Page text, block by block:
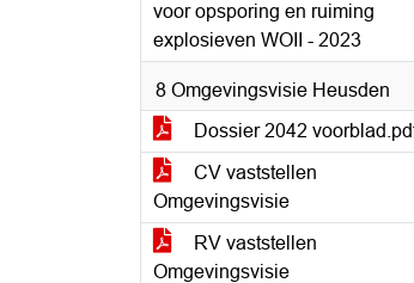
voor opsporing en ruiming
explosieven WOII - 2023
8 Omgevingsvisie Heusden
Dossier 2042
CV vaststellen
Omgevingsvisie
RV vaststellen
Omgevingsvisie